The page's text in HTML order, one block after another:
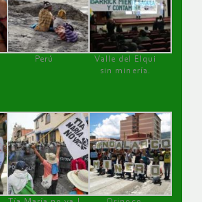
Perú
Valle del Elqui
sin minería.